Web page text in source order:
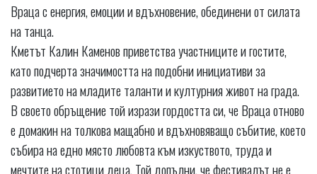
Враца с енергия, емоции и вдъхновение, обединени от силата
на танца.
Кметът Калин Каменов приветства участниците и гостите,
като подчерта значимостта на подобни инициативи за
развитието на младите таланти и културния живот на града.
В своето обръщение той изрази гордостта си, че Враца отново
е домакин на толкова мащабно и вдъхновяващо събитие, което
събира на едно място любовта към изкуството, труда и
мечтите на стотици деца. Той допълни, че фестивалът не е